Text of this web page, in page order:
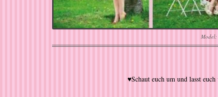
Model:
♥Schaut euch um und lasst